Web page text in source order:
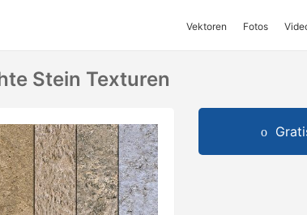
Vektoren Fotos
Stein Texturen